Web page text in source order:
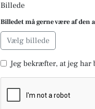
Billede
Billedet må gerne være af den
Vælg billede
Jeg bekræfter, at jeg